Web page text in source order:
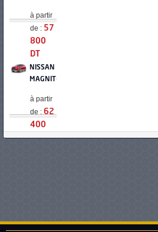
à partir
de : 57
800
DT
NISSAN
MAGNITE
à partir
de : 62
400
DT
990